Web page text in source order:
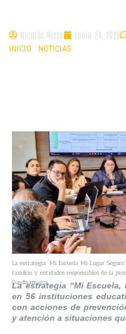
Nicolás Nieto junio 24, 2026
INICIO NOTICIAS
La estrategia “Mi Escuela, Mi Lugar
familias y entidades responsables de la
Cundinamarca.
La estrategia “Mi
en 56 instituciones
con acciones de
y atención a situaciones